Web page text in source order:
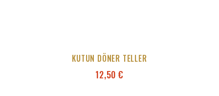
KUTUN DÖNER TELLER
12,50€